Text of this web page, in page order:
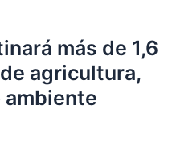
más de 1,6
agricultura,
ambiente